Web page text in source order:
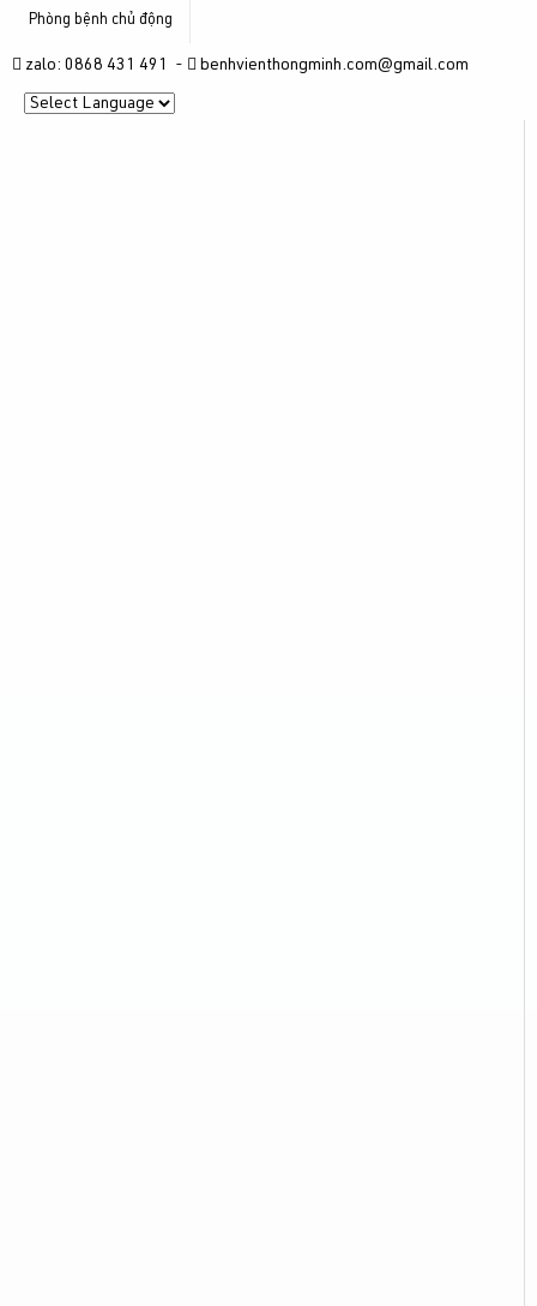
Phòng bệnh chủ động
zalo: 0868 431 491 - benhvienthongminh.com@gmail.com